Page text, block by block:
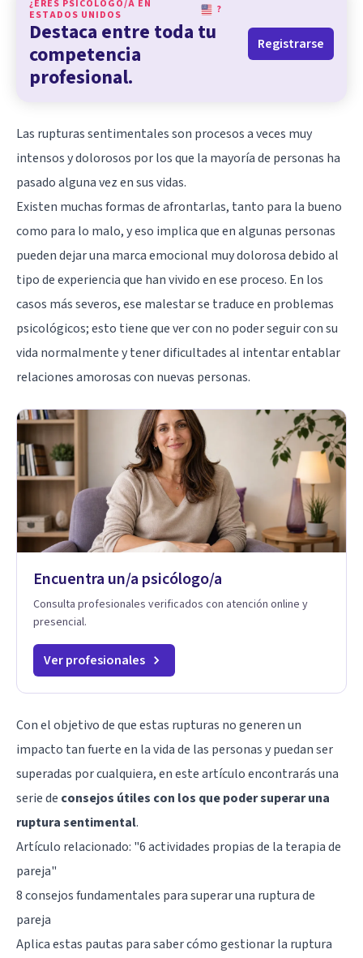
¿ERES PSICÓLOGO/A EN
ESTADOS UNIDOS
?
Destaca entre toda tu
competencia
profesional.
Registrarse
Las rupturas sentimentales son procesos a veces muy
intensos y dolorosos por los que la mayoría de personas ha
pasado alguna vez en sus vidas.
Existen muchas formas de afrontarlas, tanto para la bueno
como para lo malo, y eso implica que en algunas personas
pueden dejar una marca emocional muy dolorosa debido al
tipo de experiencia que han vivido en ese proceso. En los
casos más severos, ese malestar se traduce en problemas
psicológicos; esto tiene que ver con no poder seguir con su
vida normalmente y tener dificultades al intentar entablar
relaciones amorosas con nuevas personas.
Encuentra un/a psicólogo/a
Consulta profesionales verificados con atención online y
presencial.
Ver profesionales
Con el objetivo de que estas rupturas no generen un
impacto tan fuerte en la vida de las personas y puedan ser
superadas por cualquiera, en este artículo encontrarás una
serie de consejos útiles con los que poder superar una
ruptura sentimental.
Artículo relacionado: "6 actividades propias de la terapia de
pareja"
8 consejos fundamentales para superar una ruptura de
pareja
Aplica estas pautas para saber cómo gestionar la ruptura